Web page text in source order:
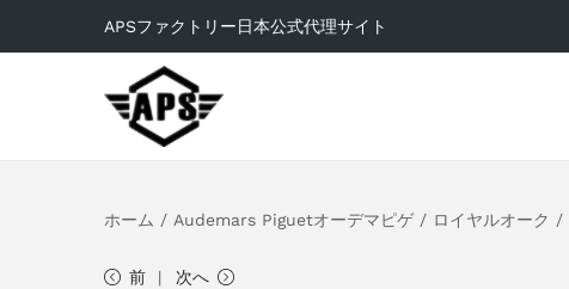
APSファクトリー日本公式代理サイト
ホーム / Audemars Piguetオーデマピゲ / ロイヤルオーク /
前 次へ